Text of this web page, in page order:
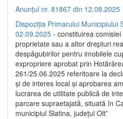
Anunțul nr. 81867 din 12.08.2025
Dispoziția Primarului Municipiului
02.09.2025 - constituirea
proprietate sau a altor drepturi
despăgubirilor pentru imobilele
expropriere aprobat prin
261/25.06.2025 referitoare la
și de interes local și aprobarea
lucrarea de utilitate publică de
parcare supraetajată, situată în
municipiul Slatina, județul Olt”